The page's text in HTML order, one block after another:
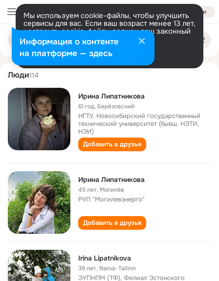
Войти
Мы используем cookie-файлы, чтобы улучшить
сервисы для вас. Если ваш возраст менее 13 лет,
настроить cookie-файлы должен ваш законный
представитель. Больше информации
Разрешить все Настроить
Поиск
людям
irina lipatnikova
Люди114
Ирина Липатникова
61 год, Берёзовский
НГТУ, Новосибирский государственный
технический университет (бывш. НЭТИ,
НЭИ)
Добавить в друзья
Ирина Липатникова
45 лет, Могилёв
РУП "Могилевэнерго"
Добавить в друзья
Irina Lipatnikova
39 лет, Narva-Tallinn
ЭУПНПМ (ТФ), Филиал Эстонского
Информация о контенте
на платформе — здесь